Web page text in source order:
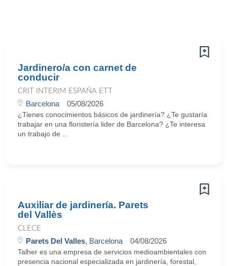
Jardinero/a con carnet de
conducir
CRIT INTERIM ESPAÑA ETT
Barcelona 05/08/2026
¿Tienes conocimientos básicos de jardinería? ¿Te gustaría
trabajar en una floristería lider de Barcelona? ¿Te interesa
un trabajo de ...
Auxiliar de jardinería. Parets
del Vallès
CLECE
Parets Del Valles, Barcelona 04/08/2026
Talher es una empresa de servicios medioambientales con
presencia nacional especializada en jardinería, forestal,